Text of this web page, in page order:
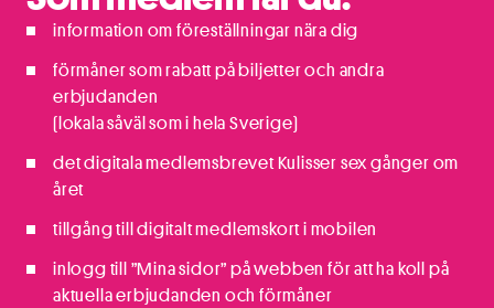
information om föreställningar nära dig
förmåner som rabatt på biljetter och andra
erbjudanden
(lokala såväl som i hela Sverige)
det digitala medlemsbrevet Kulisser sex gånger om
året
tillgång till digitalt medlemskort i mobilen
inlogg till ”Mina sidor” på webben för att ha koll på
aktuella erbjudanden och förmåner